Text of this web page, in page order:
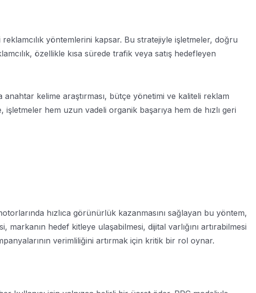
yöntemlerini kapsar. Bu stratejiyle işletmeler, doğru
özellikle kısa sürede trafik veya satış hedefleyen
kelime araştırması, bütçe yönetimi ve kaliteli reklam
hem uzun vadeli organik başarıya hem de hızlı geri
hızlıca görünürlük kazanmasını sağlayan bu yöntem,
hedef kitleye ulaşabilmesi, dijital varlığını artırabilmesi
verimliliğini artırmak için kritik bir rol oynar.